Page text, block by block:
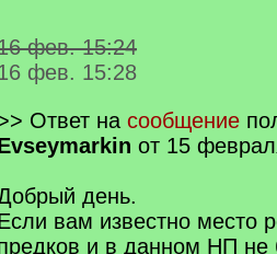
фев. 15:24
фев. 15:28
Ответ на сообщение
от 15
день.
вам известно место
и в данном НП не